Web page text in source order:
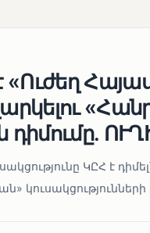
«Ուժեղ
դիմումը.
ԿԸՀ է